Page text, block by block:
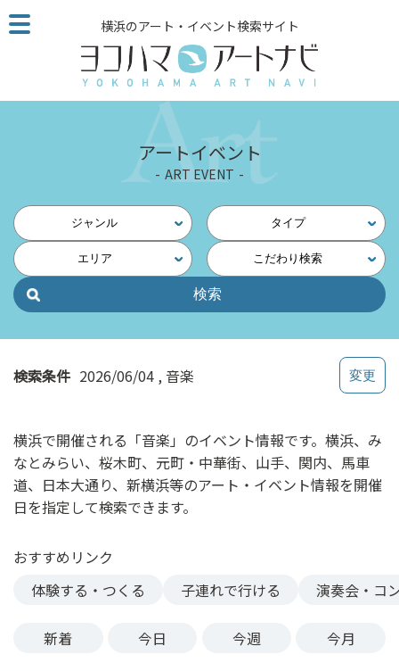
こ
の
ジ
読
他
ペ
の
ク
ス
横浜のアート・イベント検索サイト
アートイベント
ART EVENT
ジャンル タイプ
エリア こだわり検索
検索条件 2026/06/04 音楽
横浜で開催される「音楽」のイベント情報です。横浜、み
なとみらい、桜木町、元町・中華街、山手、関内、馬車
道、日本大通り、新横浜等のアート・イベント情報を開催
日を指定して検索できます。
おすすめリンク
体験する・つくる
子連れで行ける 演奏会・コ
新着 今日 今週 今月